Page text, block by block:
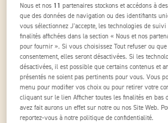
Tripadvisor Traveler Rating
3705
Indiana
Égypte -Caire
Catégorie
Nous et nos 11 partenaires stockons et accédons à
que des données de navigation ou des identifiants
vous sélectionnez J'accepte, les technologies de
finalités affichées dans la section « Nous et nos
pour fournir ». Si vous choisissez Tout refuser ou
consentement, elles seront désactivées. Si les
désactivées, il est possible que certains contenus et
présentés ne soient pas pertinents pour vous. Vous
menu pour modifier vos choix ou pour retirer votre
cliquant sur le lien Afficher toutes les finalités en bas
avez fait aurons un effet sur notre ou nos Site Web.
reportez-vous à notre politique de confidentialité.